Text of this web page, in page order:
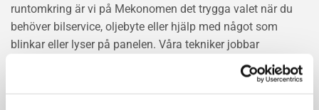
runtomkring är vi på Mekonomen det trygga valet när du
behöver bilservice, oljebyte eller hjälp med något som
blinkar eller lyser på panelen. Våra tekniker jobbar
metodiskt enligt tillverkarens instruktioner, oavsett
bilmärke. Det kan vara ett oljebyte, en varningslampa eller
en större genomgång – vi tar hand om det på rätt sätt. Vi